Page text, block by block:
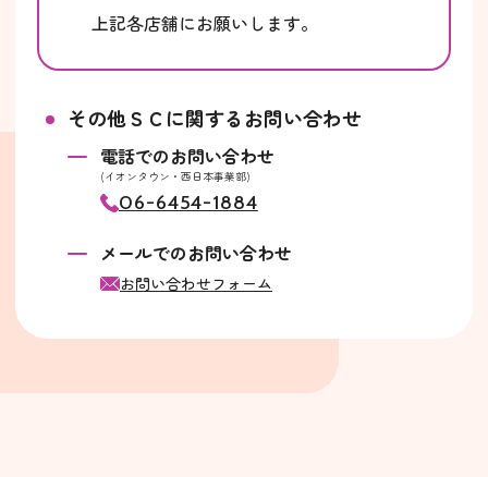
上記各店舗にお願いします。
その他ＳＣに関するお問い合わせ
電話でのお問い合わせ
(イオンタウン・西日本事業部)
06-6454-1884
メールでのお問い合わせ
お問い合わせフォーム